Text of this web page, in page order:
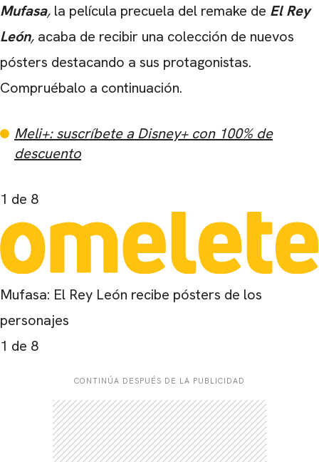
Mufasa, la película precuela del remake de El Rey
León, acaba de recibir una colección de nuevos
pósters destacando a sus protagonistas.
Compruébalo a continuación.
Meli+: suscríbete a Disney+ con 100% de
descuento
1 de 8
Mufasa: El Rey León recibe pósters de los
personajes
1 de 8
CONTINÚA DESPUÉS DE LA PUBLICIDAD